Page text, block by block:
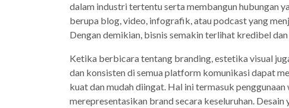
dalam industri tertentu serta membangun hubungan
berupa blog, video, infografik, atau podcast yang
Dengan demikian, bisnis semakin terlihat kredibel
Ketika berbicara tentang branding, estetika visual
dan konsisten di semua platform komunikasi dapat
kuat dan mudah diingat. Hal ini termasuk
merepresentasikan brand secara keseluruhan.